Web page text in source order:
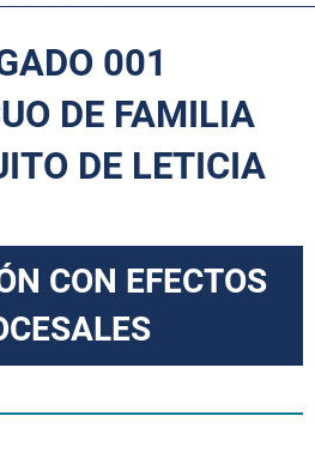
001
DE FAMILIA
DE LETICIA
CON EFECTOS